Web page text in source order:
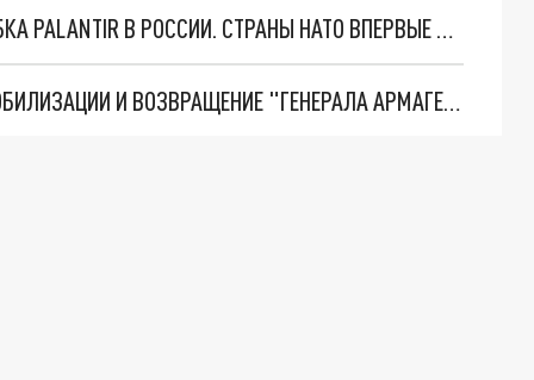
"ОЧЕНЬ ПЛОХИЕ НОВОСТИ": БОЛЬШАЯ ОШИБКА PALANTIR В РОССИИ. СТРАНЫ НАТО ВПЕРВЫЕ ЗА СВО ОСТАНОВИЛИ ПОСТАВКИ ОРУЖИЯ. ВСУ ТЕРЯЮТ ПРИГРАНИЧЬЕ?
ТРИ ГЛАВНЫХ ИНСАЙДА ОБ СВО. ОТМЕНА МОБИЛИЗАЦИИ И ВОЗВРАЩЕНИЕ "ГЕНЕРАЛА АРМАГЕДДОНА"? ОТЛИЧНЫЕ НОВОСТИ, КОТОРЫЕ ЖДАЛИ ВСЕ